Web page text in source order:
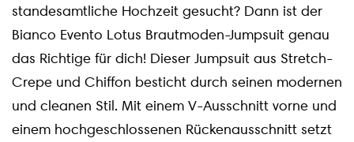
standesamtliche Hochzeit gesucht? Dann ist der
Bianco Evento Lotus Brautmoden-Jumpsuit genau
das Richtige für dich! Dieser Jumpsuit aus Stretch-
Crepe und Chiffon besticht durch seinen modernen
und cleanen Stil. Mit einem V-Ausschnitt vorne und
einem hochgeschlossenen Rückenausschnitt setzt